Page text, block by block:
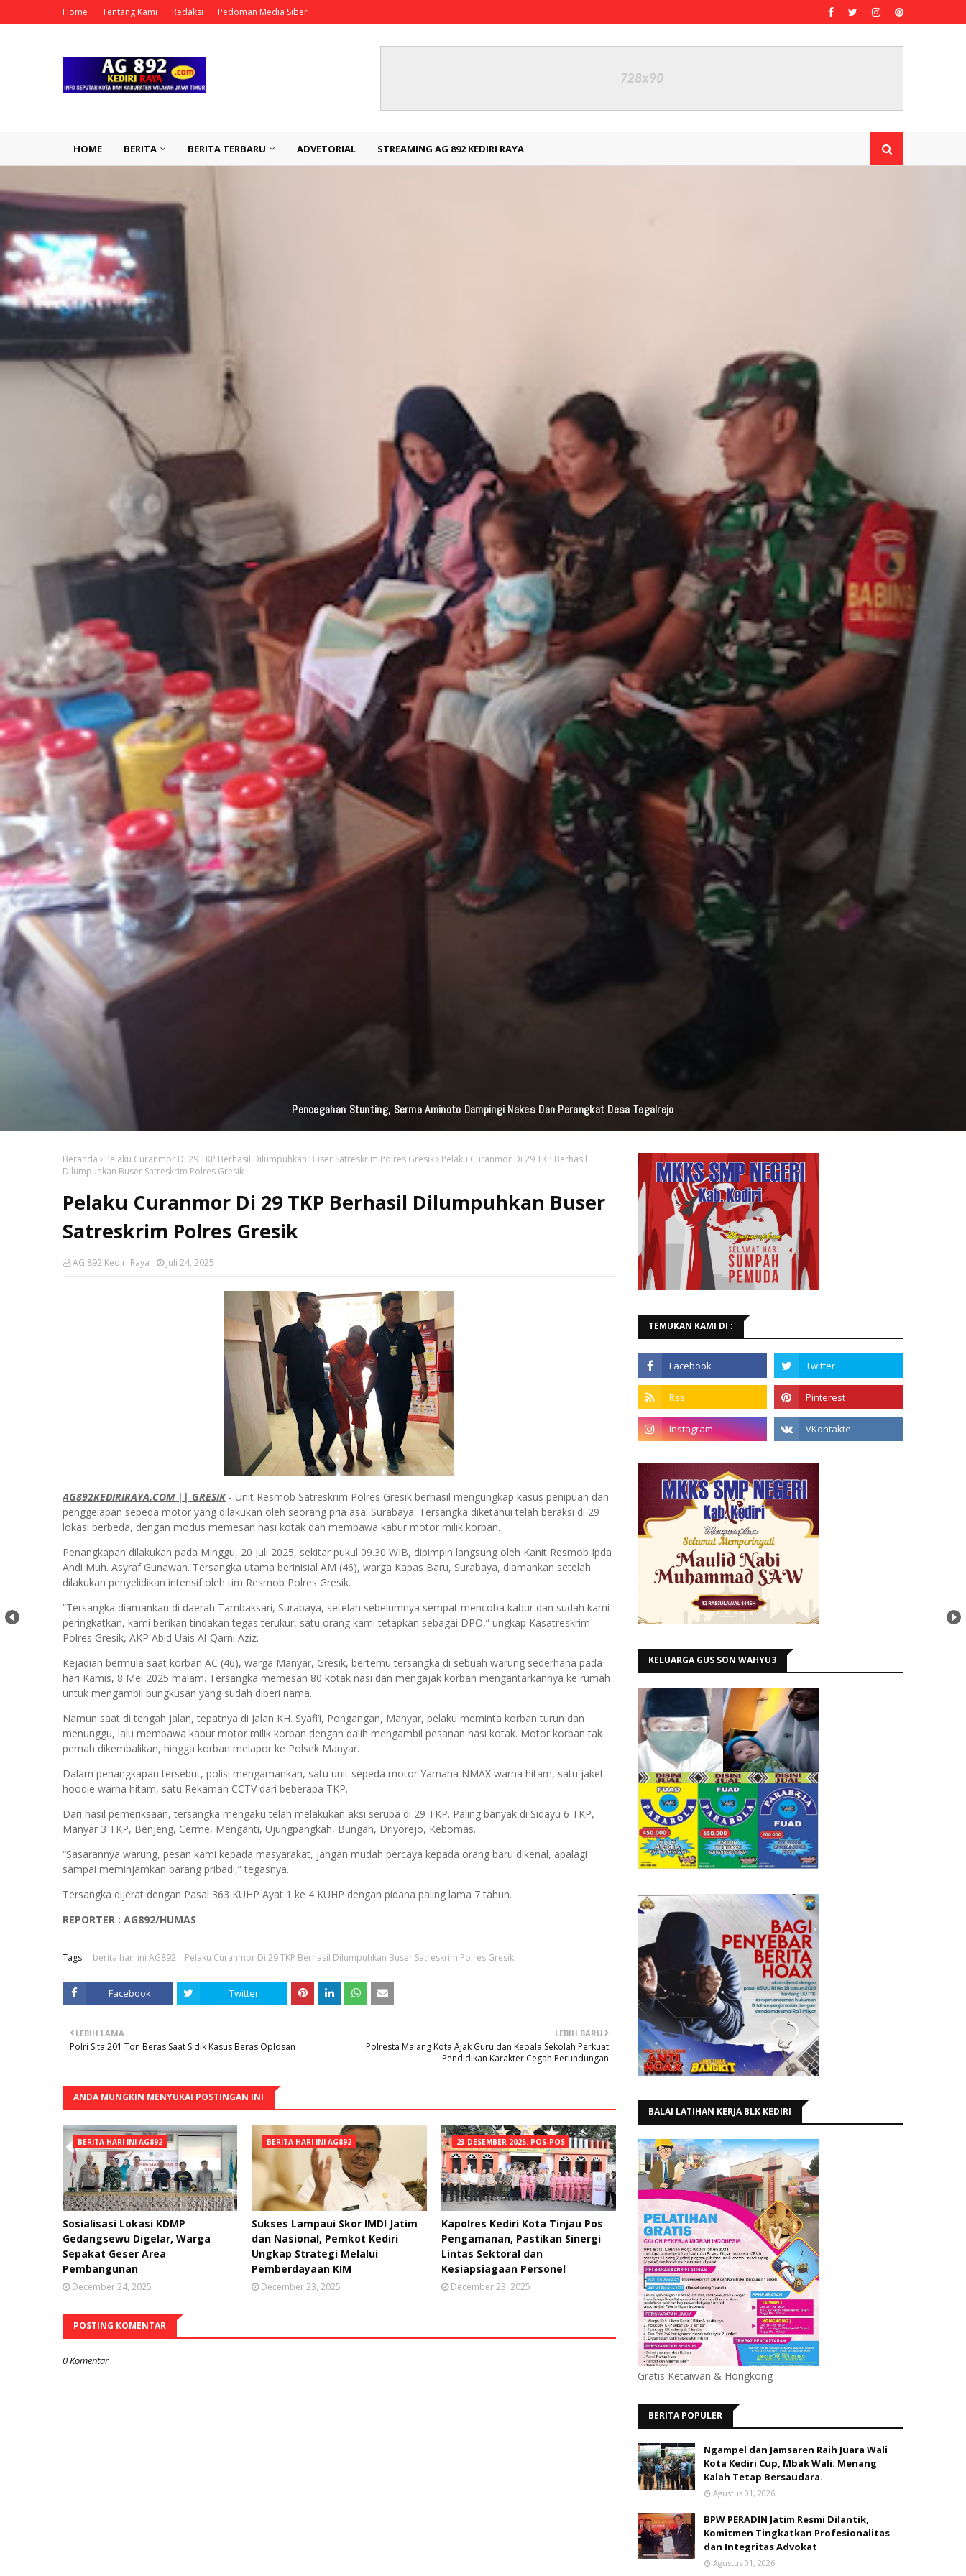
Home Tentang Kami Redaksi Pedoman Media Siber
HOME BERITA BERITA TERBARU ADVETORIAL STREAMING AG 892 KEDIRI RAYA
Pencegahan Stunting, Serma Aminoto Dampingi Nakes Dan Perangkat Desa Tegalrejo
Beranda Pelaku Curanmor Di 29 TKP Berhasil Dilumpuhkan Buser Satreskrim Polres Gresik
Pelaku Curanmor Di 29 TKP Berhasil
Dilumpuhkan Buser Satreskrim Polres Gresik
Pelaku Curanmor Di 29 TKP Berhasil Dilumpuhkan Buser
Satreskrim Polres Gresik
AG 892 Kediri Raya Juli 24, 2025
AG892KEDIRIRAYA.COM || GRESIK- Unit Resmob Satreskrim Polres Gresik berhasil mengungkap kasus penipuan dan
penggelapan sepeda motor yang dilakukan oleh seorang pria asal Surabaya. Tersangka diketahui telah beraksi di 29
lokasi berbeda, dengan modus memesan nasi kotak dan membawa kabur motor milik korban.
Penangkapan dilakukan pada Minggu, 20 Juli 2025, sekitar pukul 09.30 WIB, dipimpin langsung oleh Kanit Resmob Ipda
Andi Muh. Asyraf Gunawan. Tersangka utama berinisial AM (46), warga Kapas Baru, Surabaya, diamankan setelah
dilakukan penyelidikan intensif oleh tim Resmob Polres Gresik.
“Tersangka diamankan di daerah Tambaksari, Surabaya, setelah sebelumnya sempat mencoba kabur dan sudah kami
peringkatkan, kami berikan tindakan tegas terukur, satu orang kami tetapkan sebagai DPO,” ungkap Kasatreskrim
Polres Gresik, AKP Abid Uais Al-Qarni Aziz.
Kejadian bermula saat korban AC (46), warga Manyar, Gresik, bertemu tersangka di sebuah warung sederhana pada
hari Kamis, 8 Mei 2025 malam. Tersangka memesan 80 kotak nasi dan mengajak korban mengantarkannya ke rumah
untuk mengambil bungkusan yang sudah diberi nama.
Namun saat di tengah jalan, tepatnya di Jalan KH. Syafi’i, Pongangan, Manyar, pelaku meminta korban turun dan
menunggu, lalu membawa kabur motor milik korban dengan dalih mengambil pesanan nasi kotak. Motor korban tak
pernah dikembalikan, hingga korban melapor ke Polsek Manyar.
Dalam penangkapan tersebut, polisi mengamankan, satu unit sepeda motor Yamaha NMAX warna hitam, satu jaket
hoodie warna hitam, satu Rekaman CCTV dari beberapa TKP.
Dari hasil pemeriksaan, tersangka mengaku telah melakukan aksi serupa di 29 TKP. Paling banyak di Sidayu 6 TKP,
Manyar 3 TKP, Benjeng, Cerme, Menganti, Ujungpangkah, Bungah, Driyorejo, Kebomas.
“Sasarannya warung, pesan kami kepada masyarakat, jangan mudah percaya kepada orang baru dikenal, apalagi
sampai meminjamkan barang pribadi,” tegasnya.
Tersangka dijerat dengan Pasal 363 KUHP Ayat 1 ke 4 KUHP dengan pidana paling lama 7 tahun.
REPORTER : AG892/HUMAS
Tags: berita hari ini AG892 Pelaku Curanmor Di 29 TKP Berhasil Dilumpuhkan Buser Satreskrim Polres Gresik
Facebook Twitter
LEBIH BARU
Polresta Malang Kota Ajak Guru dan Kepala Sekolah Perkuat
Pendidikan Karakter Cegah Perundungan
LEBIH LAMA
Polri Sita 201 Ton Beras Saat Sidik Kasus Beras Oplosan
ANDA MUNGKIN MENYUKAI POSTINGAN INI
BERITA HARI INI AG892
Sosialisasi Lokasi KDMP
Gedangsewu Digelar, Warga
Sepakat Geser Area
Pembangunan
December 24, 2025
BERITA HARI INI AG892
Sukses Lampaui Skor IMDI Jatim
dan Nasional, Pemkot Kediri
Ungkap Strategi Melalui
Pemberdayaan KIM
December 23, 2025
23 DESEMBER 2025. POS-POS
Kapolres Kediri Kota Tinjau Pos
Pengamanan, Pastikan Sinergi
Lintas Sektoral dan
Kesiapsiagaan Personel
December 23, 2025
POSTING KOMENTAR
0 Komentar
TEMUKAN KAMI DI :
KELUARGA GUS SON WAHYU3
BALAI LATIHAN KERJA BLK KEDIRI
Gratis Ketaiwan & Hongkong
BERITA POPULER
Ngampel dan Jamsaren Raih Juara Wali
Kota Kediri Cup, Mbak Wali: Menang
Kalah Tetap Bersaudara.
Agustus 01, 2026
BPW PERADIN Jatim Resmi Dilantik,
Komitmen Tingkatkan Profesionalitas
dan Integritas Advokat
Agustus 01, 2026